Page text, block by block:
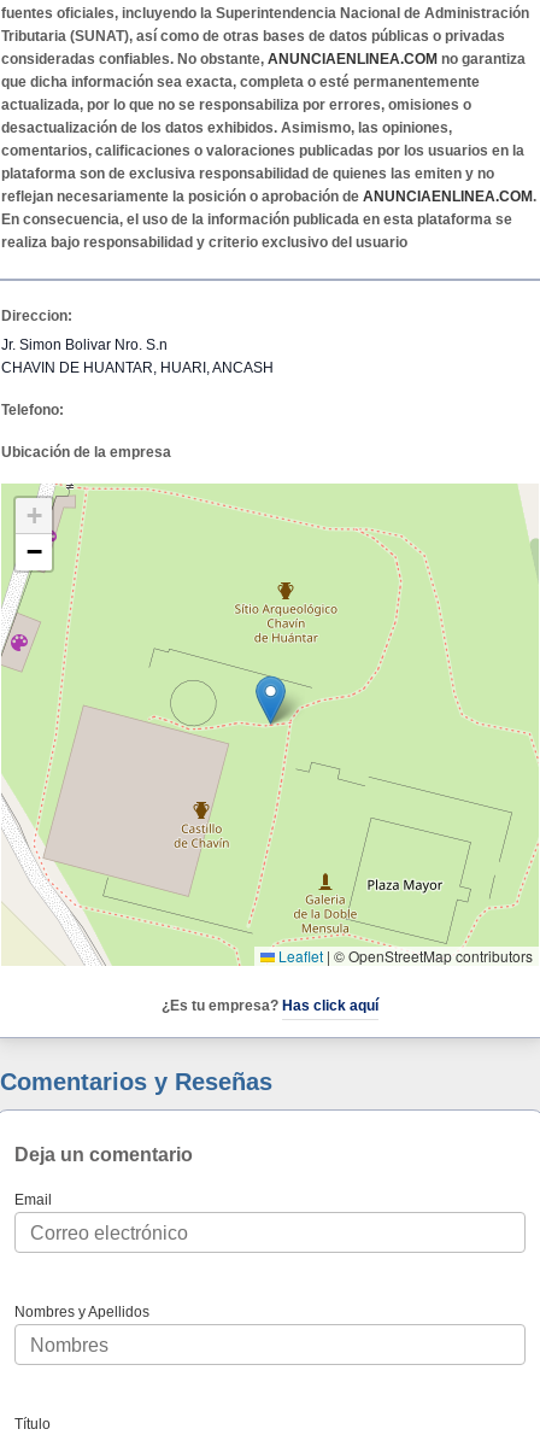
fuentes oficiales, incluyendo la Superintendencia Nacional de Administración
Tributaria (SUNAT), así como de otras bases de datos públicas o privadas
consideradas confiables. No obstante, ANUNCIAENLINEA.COM no garantiza
que dicha información sea exacta, completa o esté permanentemente
actualizada, por lo que no se responsabiliza por errores, omisiones o
desactualización de los datos exhibidos. Asimismo, las opiniones,
comentarios, calificaciones o valoraciones publicadas por los usuarios en la
plataforma son de exclusiva responsabilidad de quienes las emiten y no
reflejan necesariamente la posición o aprobación de ANUNCIAENLINEA.COM.
En consecuencia, el uso de la información publicada en esta plataforma se
realiza bajo responsabilidad y criterio exclusivo del usuario
Direccion:
Jr. Simon Bolivar Nro. S.n
CHAVIN DE HUANTAR, HUARI, ANCASH
Telefono:
Ubicación de la empresa
+
−
Leaflet | © OpenStreetMap contributors
¿Es tu empresa? Has click aquí
Comentarios y Reseñas
Deja un comentario
Email
Nombres y Apellidos
Título